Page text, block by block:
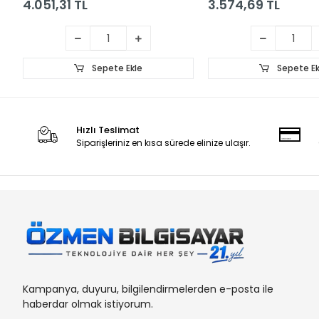
4.051,31 TL
Sepete Ekle
3.574,69 TL
Sepete
Hızlı Teslimat
Siparişleriniz en kısa sürede elinize ulaşır.
Kampanya, duyuru, bilgilendirmelerden e-posta ile
haberdar olmak istiyorum.